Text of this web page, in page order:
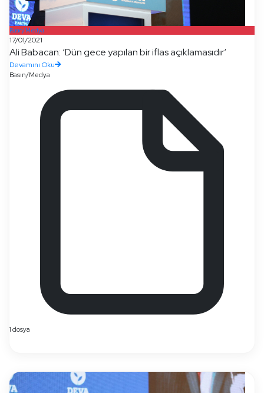
Basın/Medya
17/01/2021
Ali Babacan: ‘Dün gece yapılan bir iflas açıklamasıdır‘
Devamını Oku
Basın/Medya
1 dosya